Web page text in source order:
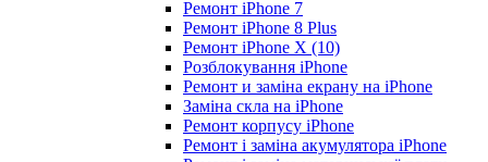
Ремонт iPhone 7
Ремонт iPhone 8 Plus
Ремонт iPhone X (10)
Розблокування iPhone
Ремонт и заміна екрану на iPhone
Заміна скла на iPhone
Ремонт корпусу iPhone
Ремонт і заміна акумулятора iPhone